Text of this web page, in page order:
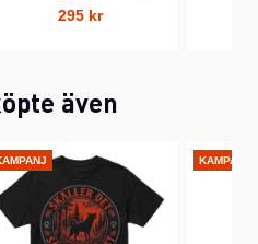
295 kr
även
KAMPANJ